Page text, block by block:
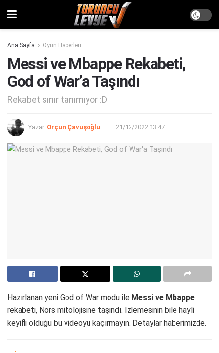
Ana Sayfa Oyun Haberleri
Messi ve Mbappe Rekabeti,
God of War’a Taşındı
Rekabet sınır tanımıyor :D
Yazar: Orçun Çavuşoğlu 21/12/2022 13:47
Hazırlanan yeni God of War modu ile Messi ve Mbappe
rekabeti, Nors mitolojisine taşındı. İzlemesinin bile hayli
keyifli olduğu bu videoyu kaçırmayın. Detaylar haberimizde.